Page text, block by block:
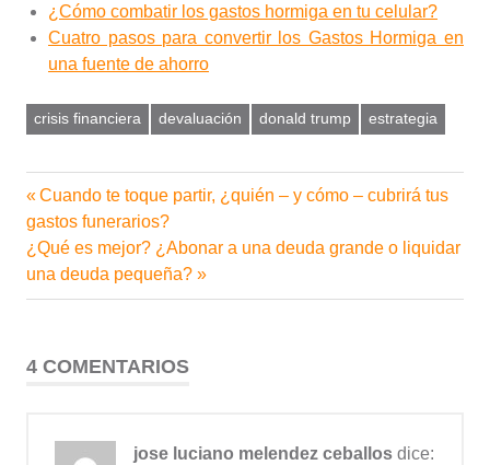
¿Cómo combatir los gastos hormiga en tu celular?
Cuatro pasos para convertir los Gastos Hormiga en
una fuente de ahorro
crisis financiera devaluación donald trump estrategia
Navegación
de
entradas
Entrada
anterior:
Cuando te toque partir, ¿quién – y cómo – cubrirá tus
gastos funerarios?
Siguiente
entrada:
¿Qué es mejor? ¿Abonar a una deuda grande o liquidar
una deuda pequeña?
4 COMENTARIOS
jose luciano melendez ceballos dice: